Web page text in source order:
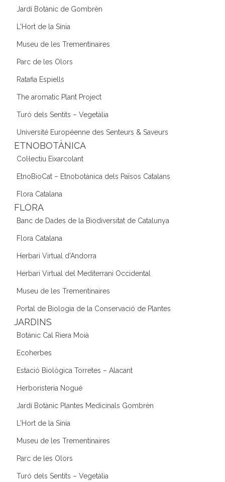
Jardí Botànic de Gombrèn
L'Hort de la Sínia
Museu de les Trementinaires
Parc de les Olors
Ratafia Espiells
The aromatic Plant Project
Turó dels Sentits – Vegetàlia
Université Européenne des Senteurs & Saveurs
ETNOBOTÀNICA
Col·lectiu Eixarcolant
EtnoBioCat – Etnobotànica dels Països Catalans
Flora Catalana
FLORA
Banc de Dades de la Biodiversitat de Catalunya
Flora Catalana
Herbari Virtual d'Andorra
Herbari Virtual del Mediterrani Occidental
Museu de les Trementinaires
Portal de Biologia de la Conservació de Plantes
JARDINS
Botànic Cal Riera Moià
Ecoherbes
Estació Biològica Torretes – Alacant
Herboristeria Nogué
Jardí Botànic Plantes Medicinals Gombrèn
L'Hort de la Sínia
Museu de les Trementinaires
Parc de les Olors
Turó dels Sentits – Vegetàlia